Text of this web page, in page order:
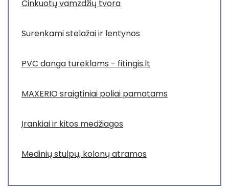
Cinkuotų vamzdžių tvora
Surenkami stelažai ir lentynos
PVC danga turėklams - fitingis.lt
MAXERIO sraigtiniai poliai pamatams
Įrankiai ir kitos medžiagos
Medinių stulpų, kolonų atramos